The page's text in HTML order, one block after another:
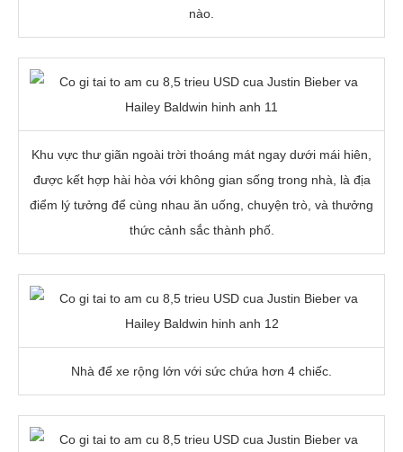
nào.
Khu vực thư giãn ngoài trời thoáng mát ngay dưới mái hiên,
được kết hợp hài hòa với không gian sống trong nhà, là địa
điểm lý tưởng để cùng nhau ăn uống, chuyện trò, và thưởng
thức cảnh sắc thành phố.
Nhà để xe rộng lớn với sức chứa hơn 4 chiếc.